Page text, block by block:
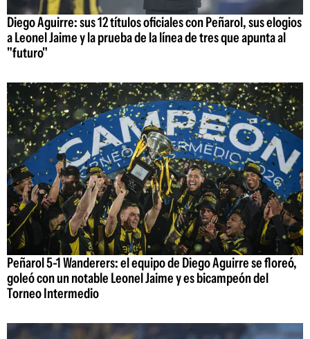
Diego Aguirre: sus 12 títulos oficiales con Peñarol, sus elogios
a Leonel Jaime y la prueba de la línea de tres que apunta al
"futuro"
Peñarol 5-1 Wanderers: el equipo de Diego Aguirre se floreó,
goleó con un notable Leonel Jaime y es bicampeón del
Torneo Intermedio